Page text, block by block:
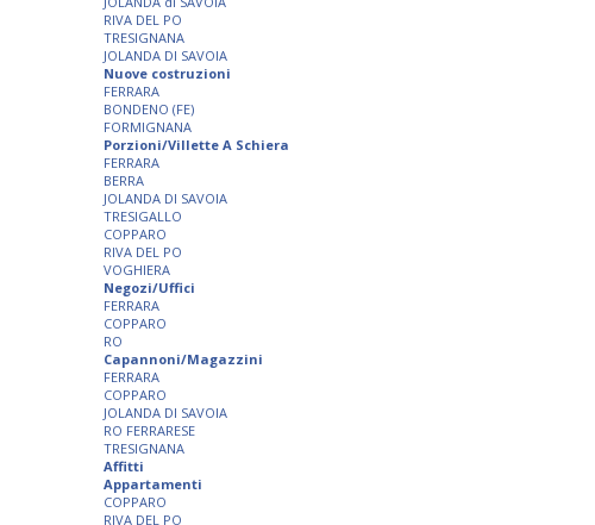
RIVA DEL PO
TRESIGNANA
JOLANDA DI SAVOIA
Nuove costruzioni
FERRARA
BONDENO (FE)
FORMIGNANA
Porzioni/Villette A Schiera
FERRARA
BERRA
JOLANDA DI SAVOIA
TRESIGALLO
COPPARO
RIVA DEL PO
VOGHIERA
Negozi/Uffici
FERRARA
COPPARO
RO
Capannoni/Magazzini
FERRARA
COPPARO
JOLANDA DI SAVOIA
RO FERRARESE
TRESIGNANA
Affitti
Appartamenti
COPPARO
RIVA DEL PO